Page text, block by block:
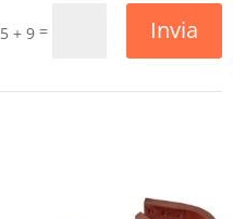
5 + 9 = Invia